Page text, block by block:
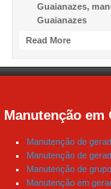
Guaianazes,
Guaianazes
Read More
Manutenção em
Manutenção de
Manutenção de
Manutenção de
Manutenção em